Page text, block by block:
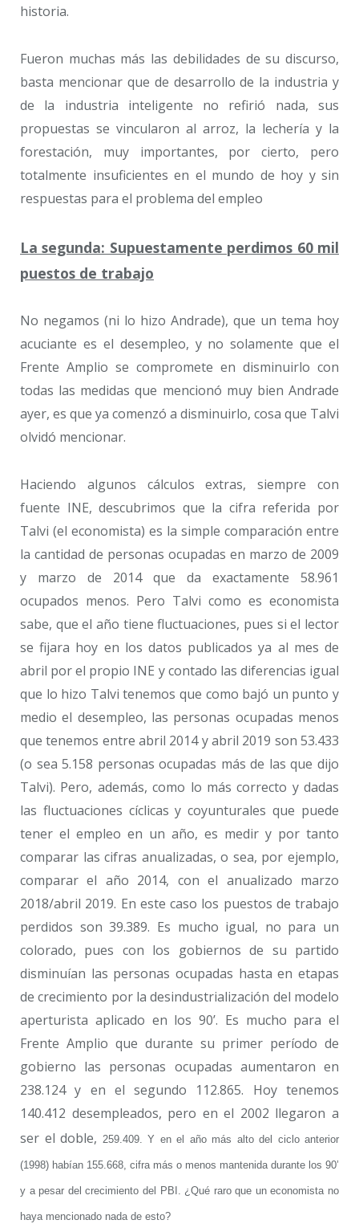
historia.
Fueron muchas más las debilidades de su discurso,
basta mencionar que de desarrollo de la industria y
de la industria inteligente no refirió nada, sus
propuestas se vincularon al arroz, la lechería y la
forestación, muy importantes, por cierto, pero
totalmente insuficientes en el mundo de hoy y sin
respuestas para el problema del empleo
La segunda: Supuestamente perdimos 60 mil
puestos de trabajo
No negamos (ni lo hizo Andrade), que un tema hoy
acuciante es el desempleo, y no solamente que el
Frente Amplio se compromete en disminuirlo con
todas las medidas que mencionó muy bien Andrade
ayer, es que ya comenzó a disminuirlo, cosa que Talvi
olvidó mencionar.
Haciendo algunos cálculos extras, siempre con
fuente INE, descubrimos que la cifra referida por
Talvi (el economista) es la simple comparación entre
la cantidad de personas ocupadas en marzo de 2009
y marzo de 2014 que da exactamente 58.961
ocupados menos. Pero Talvi como es economista
sabe, que el año tiene fluctuaciones, pues si el lector
se fijara hoy en los datos publicados ya al mes de
abril por el propio INE y contado las diferencias igual
que lo hizo Talvi tenemos que como bajó un punto y
medio el desempleo, las personas ocupadas menos
que tenemos entre abril 2014 y abril 2019 son 53.433
(o sea 5.158 personas ocupadas más de las que dijo
Talvi). Pero, además, como lo más correcto y dadas
las fluctuaciones cíclicas y coyunturales que puede
tener el empleo en un año, es medir y por tanto
comparar las cifras anualizadas, o sea, por ejemplo,
comparar el año 2014, con el anualizado marzo
2018/abril 2019. En este caso los puestos de trabajo
perdidos son 39.389. Es mucho igual, no para un
colorado, pues con los gobiernos de su partido
disminuían las personas ocupadas hasta en etapas
de crecimiento por la desindustrialización del modelo
aperturista aplicado en los 90’. Es mucho para el
Frente Amplio que durante su primer período de
gobierno las personas ocupadas aumentaron en
238.124 y en el segundo 112.865. Hoy tenemos
140.412 desempleados, pero en el 2002 llegaron a
ser el doble, 259.409. Y en el año más alto del ciclo anterior
(1998) habían 155.668, cifra más o menos mantenida durante los 90’
y a pesar del crecimiento del PBI. ¿Qué raro que un economista no
haya mencionado nada de esto?